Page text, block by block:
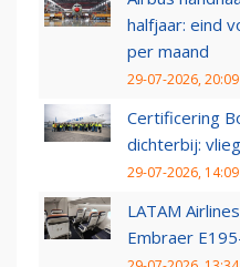
halfjaar: eind
per maand
29-07-2026, 20:09
Certificering
dichterbij:
29-07-2026, 14:09
LATAM
Embraer